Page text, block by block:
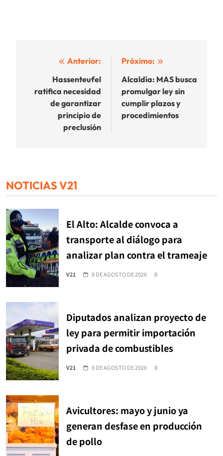
Navegación
entradas
Anterior:
Hassenteufel
ratifica necesidad
de garantizar
principio de
preclusión
Próximo:
Alcaldía: MAS busca
promulgar ley sin
cumplir plazos y
procedimientos
NOTICIAS V21
El Alto: Alcalde convoca a
transporte al diálogo para
analizar plan contra el trameaje
V21 8 DE AGOSTO DE 2026 0
Diputados analizan proyecto de
ley para permitir importación
privada de combustibles
V21 8 DE AGOSTO DE 2026 0
Avicultores: mayo y junio ya
generan desfase en producción
de pollo